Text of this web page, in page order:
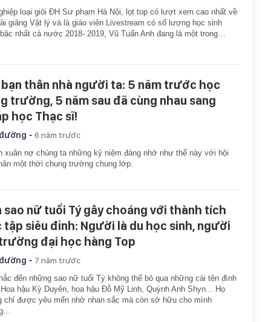
loại giỏi ĐH Sư phạm Hà Nội, lọt top có lượt xem cao nhất về
giảng Vật lý và là giáo viên Livestream có số lượng học sinh
nhất cả nước 2018- 2019, Vũ Tuấn Anh đang là một trong…
bạn thân nhà người ta: 5 năm trước học
trường, 5 năm sau đã cùng nhau sang
học Thạc sĩ!
- 6 năm trước
xuân nợ chúng ta những kỷ niệm đáng nhớ như thế này với hội
một thời chung trường chung lớp.
sao nữ tuổi Tý gây choáng với thành tích
tập siêu đỉnh: Người là du học sinh, người
đại học hàng Top
- 7 năm trước
đến những sao nữ tuổi Tý không thể bỏ qua những cái tên đình
hậu Kỳ Duyên, hoa hậu Đỗ Mỹ Linh, Quỳnh Anh Shyn... Họ
chỉ được yêu mến nhờ nhan sắc mà còn sở hữu cho mình